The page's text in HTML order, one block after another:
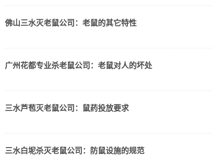
佛山三水灭老鼠公司：老鼠的其它特性
广州花都专业杀老鼠公司：老鼠对人的坏处
三水芦苞灭老鼠公司：鼠药投放要求
三水白坭杀灭老鼠公司：防鼠设施的规范